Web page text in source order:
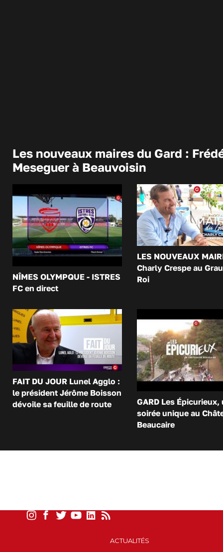
Les nouveaux maires du Gard :
Meseguer à Beauvoisin
NÎMES OLYMPQUE - ISTRES
FC en direct
LES NOUVEAUX
Charly Crespe au
Roi
FAIT DU JOUR Lunel Agglo :
le président Jérôme Boisson
dévoile sa feuille de route
GARD Les Épicurieux,
soirée unique au
Beaucaire
ACTUALITÉS